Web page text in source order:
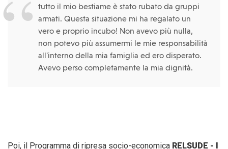
tutto il mio bestiame è stato rubato da gruppi
armati. Questa situazione mi ha regalato un
vero e proprio incubo! Non avevo più nulla,
non potevo più assumermi le mie responsabilità
all'interno della mia famiglia ed ero disperato.
Avevo perso completamente la mia dignità.
Poi, il Programma di ripresa socio-economica RELSUDE - I